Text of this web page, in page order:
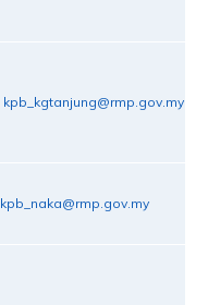
kpb_kgtanjung@rmp.gov.my
kpb_naka@rmp.gov.my